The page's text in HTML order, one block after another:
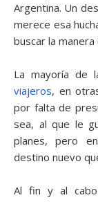
Argentina. Un
merece esa
buscar la
La mayoría de
viajeros, en
por falta de
sea, al que le
planes, pero
destino nuevo
Al fin y al cabo